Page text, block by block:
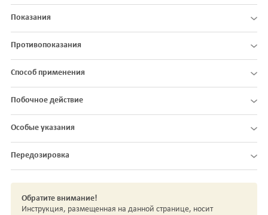
Показания
Противопоказания
Способ применения
Побочное действие
Особые указания
Передозировка
Обратите внимание!
Инструкция, размещенная на данной странице, носит